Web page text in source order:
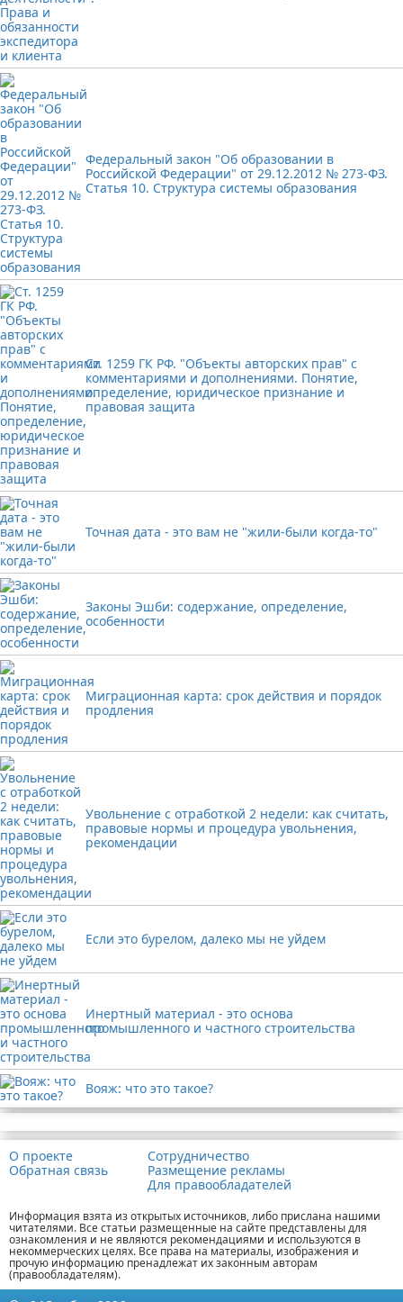
Федеральный закон "Об образовании в
Российской Федерации" от 29.12.2012 № 273-ФЗ.
Статья 10. Структура системы образования
Ст. 1259 ГК РФ. "Объекты авторских прав" с
комментариями и дополнениями. Понятие,
определение, юридическое признание и
правовая защита
Точная дата - это вам не "жили-были когда-то"
Законы Эшби: содержание, определение,
особенности
Миграционная карта: срок действия и порядок
продления
Увольнение с отработкой 2 недели: как считать,
правовые нормы и процедура увольнения,
рекомендации
Если это бурелом, далеко мы не уйдем
Инертный материал - это основа
промышленного и частного строительства
Вояж: что это такое?
О проекте
Обратная связь
Сотрудничество
Размещение рекламы
Для правообладателей
Информация взята из открытых источников, либо прислана нашими
читателями. Все статьи размещенные на сайте представлены для
ознакомления и не являются рекомендациями и используются в
некоммерческих целях. Все права на материалы, изображения и
прочую информацию пренадлежат их законным авторам
(правообладателям).